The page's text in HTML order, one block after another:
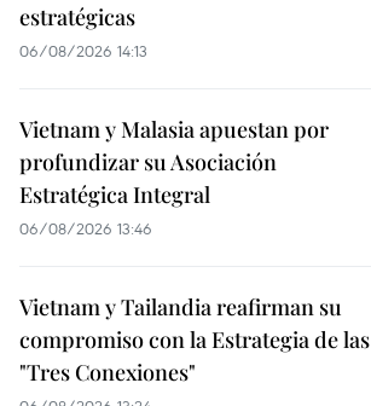
estratégicas
06/08/2026 14:13
Vietnam y Malasia apuestan por
profundizar su Asociación
Estratégica Integral
06/08/2026 13:46
Vietnam y Tailandia reafirman su
compromiso con la Estrategia de las
"Tres Conexiones"